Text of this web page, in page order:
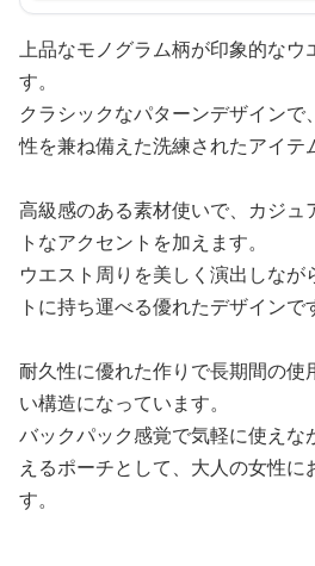
上品なモノグラム柄が印象的なウ
す。
クラシックなパターンデザイン
性を兼ね備えた洗練されたアイテ
高級感のある素材使いで、カジュ
トなアクセントを加えます。
ウエスト周りを美しく演出しな
トに持ち運べる優れたデザインで
耐久性に優れた作りで長期間の使
い構造になっています。
バックパック感覚で気軽に使えな
えるポーチとして、大人の女性
す。